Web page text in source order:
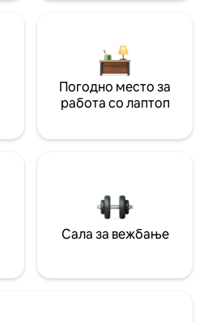
Погодно место за
работа со лаптоп
Сала за вежбање